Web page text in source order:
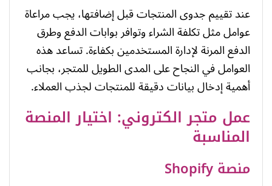
عند تقييم جدوى المنتجات قبل إضافتها، يجب مراعاة
عوامل مثل تكلفة الشراء وتوافر بوابات الدفع وطرق
الدفع المرنة لإدارة المستخدمين بكفاءة. تساعد هذه
العوامل في النجاح على المدى الطويل للمتجر، بجانب
أهمية إدخال بيانات دقيقة للمنتجات لجذب العملاء.
عمل متجر الكتروني: اختيار المنصة
المناسبة
منصة Shopify